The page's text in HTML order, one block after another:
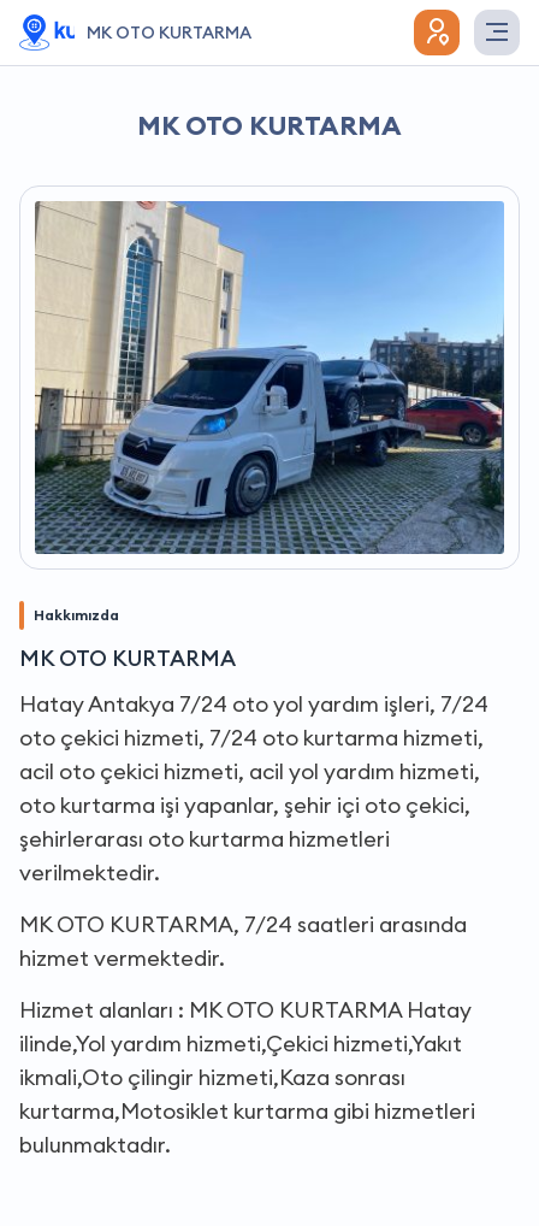
MK OTO KURTARMA
MK OTO KURTARMA
Hakkımızda
MK OTO KURTARMA
Hatay Antakya 7/24 oto yol yardım işleri, 7/24
oto çekici hizmeti, 7/24 oto kurtarma hizmeti,
acil oto çekici hizmeti, acil yol yardım hizmeti,
oto kurtarma işi yapanlar, şehir içi oto çekici,
şehirlerarası oto kurtarma hizmetleri
verilmektedir.
MK OTO KURTARMA, 7/24 saatleri arasında
hizmet vermektedir.
Hizmet alanları : MK OTO KURTARMA Hatay
ilinde,Yol yardım hizmeti,Çekici hizmeti,Yakıt
ikmali,Oto çilingir hizmeti,Kaza sonrası
kurtarma,Motosiklet kurtarma gibi hizmetleri
bulunmaktadır.